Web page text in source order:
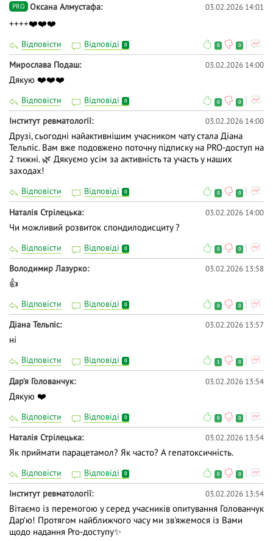
PRO Оксана Алмустафа 03.02.2026 14:01
++++❤️❤️❤️
Відповісти Відповіді 0 0 0
Мирослава Подаш 03.02.2026 14:00
Дякую ❤️❤️❤️
Відповісти Відповіді 0 0 0
Інститут ревматології 03.02.2026 14:00
Друзі, сьогодні найактивнішим учасником чату стала Діана
Тельпіс. Вам вже подовжено поточну підписку на PRO-доступ на
2 тижні. 🌿 Дякуємо усім за активність та участь у наших
заходах!
Відповісти Відповіді 0 0 0
Наталія Стрілецька 03.02.2026 14:00
Чи можливий розвиток спондилодисциту ?
Відповісти Відповіді 0 0 0
Володимир Лазурко 03.02.2026 13:58
👍
Відповісти Відповіді 0 0 0
Діана Тельпіс 03.02.2026 13:57
ні
Відповісти Відповіді 0 1 0
Дар‘я Голованчук 03.02.2026 13:54
Дякую ❤️
Відповісти Відповіді 0 0 0
Наталія Стрілецька 03.02.2026 13:54
Як приймати парацетамол? Як часто? А гепатоксичність.
Відповісти Відповіді 0 0 0
Інститут ревматології 03.02.2026 13:54
Вітаємо із перемогою у серед учасників опитування Голованчук
Дар‘ю! Протягом найближчого часу ми зв'яжемося із Вами
щодо надання Pro-доступу✨